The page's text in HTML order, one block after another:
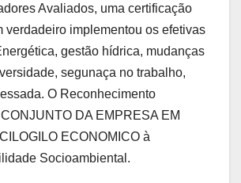
Avaliados, uma certificação
verdadeiro implementou os efetivas
gestão hídrica, mudanças
segunaça no trabalho,
O Reconhecimento
DA EMPRESA EM
ECONOMICO à
Socioambiental.